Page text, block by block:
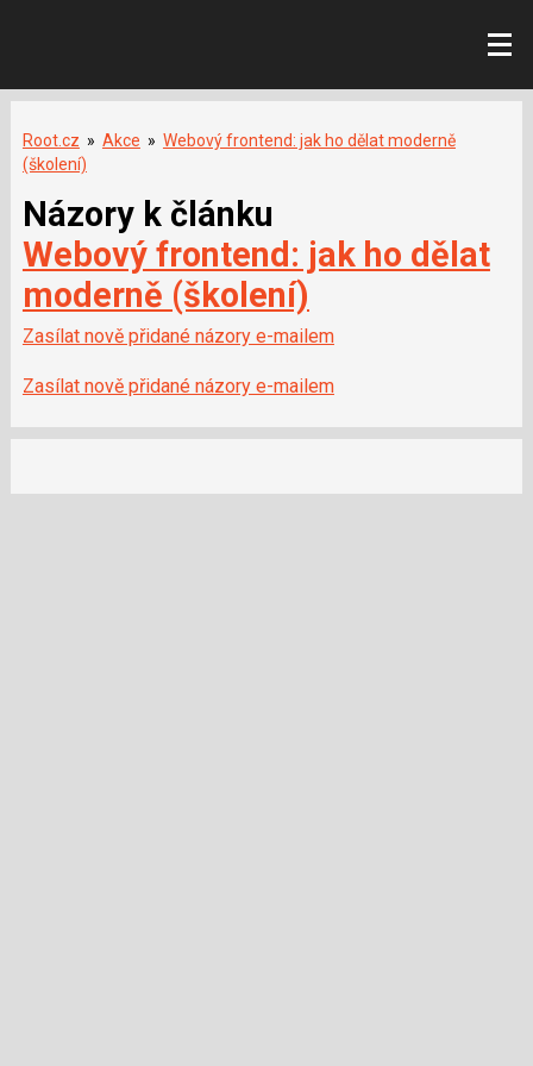
Root.cz » Akce » Webový frontend: jak ho dělat moderně
(školení)
Názory k článku
Webový frontend: jak ho dělat
moderně (školení)
Zasílat nově přidané názory e-mailem
Zasílat nově přidané názory e-mailem